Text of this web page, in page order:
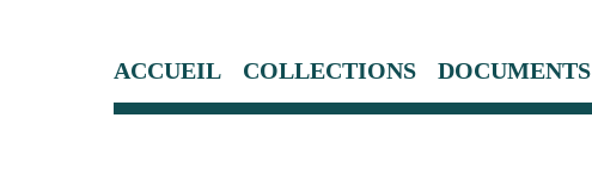
ACCUEIL COLLECTIONS DOCUMENTS